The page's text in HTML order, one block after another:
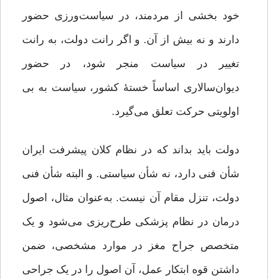
خود بخشی از مردمند، در سیاست‌ورزی حضور
دارند و نه بیش از آن. و اگر رانت دولت، به رانت
تغییر در سیاست منجر شود، در حضور
دیوان‌سالاری اساساً خستۀ کشور، سیاست به بی
اولویتی حرکت تعلق می‌گیرد.
دولت باید بداند که در نظام کلان پیشرفت ایران
شأن فنی دارد، نه شأن سیاستی. و البته شأن فنی
دولت، تنزل مقام آن نیست. به‌عنوان مثال، اصول
درمان در نظام پزشکی طرح‌ریزی می‌شود و یک
متخصص جراح مغز در موارد مشخصی، ضمن
داشتن قوه ابتکار عمل، آن اصول را در یک جراحی